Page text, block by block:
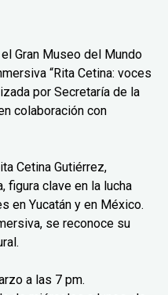
Gran Museo del Mundo
“Rita Cetina: voces
por Secretaría de la
colaboración con
Cetina Gutiérrez,
figura clave en la lucha
en Yucatán y en México.
se reconoce su
a las 7 pm.